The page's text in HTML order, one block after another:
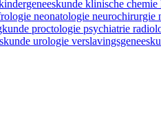
klinische chemie
neonatologie neurochirurgie
proctologie psychiatrie
urologie